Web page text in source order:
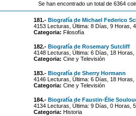
Se han encontrado un total de 6364
181.- Biografía de Michael Federico
4153 Lecturas, Última: 8 Días, 9 Horas,
Categoria: Filosofía
182.- Biografía de Rosemary Sutcliff
4148 Lecturas, Última: 6 Días, 18 Horas,
Categoria: Cine y Televisión
183.- Biografía de Sherry Hormann
4146 Lecturas, Última: 6 Días, 18 Horas,
Categoria: Cine y Televisión
184.- Biografía de Faustin-Élie
4134 Lecturas, Última: 9 Días, 0 Horas,
Categoria: Historia